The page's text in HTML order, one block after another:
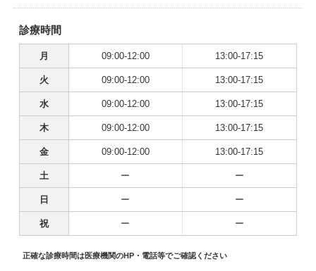
診療時間
月 09:00-12:00 13:00-17:15
火 09:00-12:00 13:00-17:15
水 09:00-12:00 13:00-17:15
木 09:00-12:00 13:00-17:15
金 09:00-12:00 13:00-17:15
土 ー ー
日 ー ー
祝 ー ー
正確な診療時間は医療機関のHP・電話等でご確認ください